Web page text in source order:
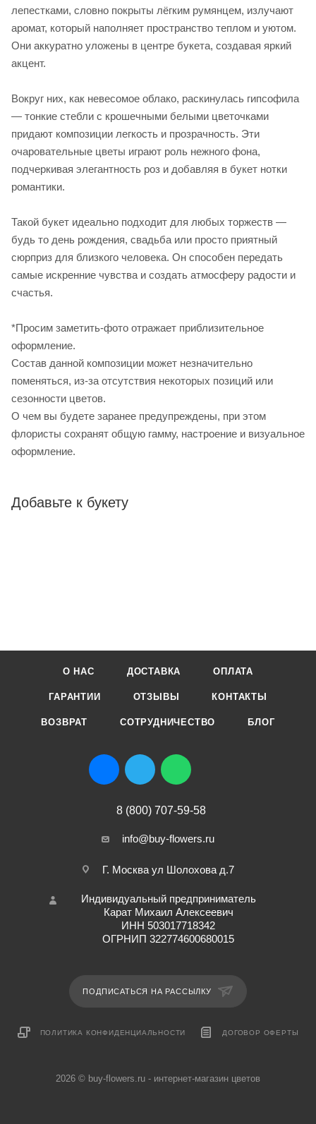
лепестками, словно покрыты лёгким румянцем, излучают
аромат, который наполняет пространство теплом и уютом.
Они аккуратно уложены в центре букета, создавая яркий
акцент.
Вокруг них, как невесомое облако, раскинулась гипсофила
— тонкие стебли с крошечными белыми цветочками
придают композиции легкость и прозрачность. Эти
очаровательные цветы играют роль нежного фона,
подчеркивая элегантность роз и добавляя в букет нотки
романтики.
Такой букет идеально подходит для любых торжеств —
будь то день рождения, свадьба или просто приятный
сюрприз для близкого человека. Он способен передать
самые искренние чувства и создать атмосферу радости и
счастья.
*Просим заметить-фото отражает приблизительное
оформление.
Cостав данной композиции может незначительно
поменяться, из-за отсутствия некоторых позиций или
сезонности цветов.
О чем вы будете заранее предупреждены, при этом
флористы сохранят общую гамму, настроение и визуальное
оформление.
Добавьте к букету
О НАС ДОСТАВКА ОПЛАТА
ГАРАНТИИ ОТЗЫВЫ КОНТАКТЫ
ВОЗВРАТ СОТРУДНИЧЕСТВО БЛОГ
8 (800) 707-59-58
info@buy-flowers.ru
Г. Москва ул Шолохова д.7
Индивидуальный предприниматель
Карат Михаил Алексеевич
ИНН 503017718342
ОГРНИП 322774600680015
ПОДПИСАТЬСЯ НА РАССЫЛКУ
ПОЛИТИКА КОНФИДЕНЦИАЛЬНОСТИ ДОГОВОР ОФЕРТЫ
2026 © buy-flowers.ru - интернет-магазин цветов